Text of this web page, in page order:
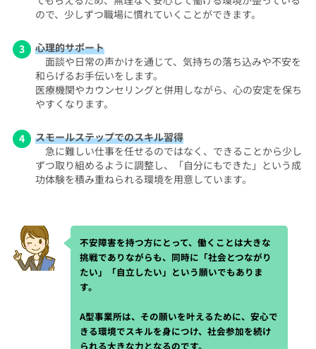
ので、少しずつ職場に慣れていくことができます。
心理的サポート
面談や日常の声かけを通じて、気持ちの落ち込みや不安を
和らげるお手伝いをします。
医療機関やカウンセリングと併用しながら、心の安定を保ち
やすくなります。
スモールステップでのスキル習得
急に難しい仕事を任せるのではなく、できることから少し
ずつ取り組めるように調整し、「自分にもできた」という成
功体験を積み重ねられる環境を用意しています。
不安障害を持つ方にとって、働くことは大きな
挑戦でありながらも、同時に「社会とつながり
たい」「自立したい」という願いでもありま
す。
A型事業所は、その願いを叶えるために、安心で
きる環境でスキルを身につけ、社会参加を続け
られる大きな力となるのです。